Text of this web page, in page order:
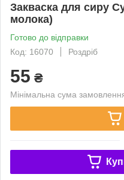
Закваска для сиру
молока)
Готово до відправки
Код: 16070
Роздріб
55 ₴
Мінімальна сума